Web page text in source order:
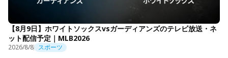
【8月9日】ホワイトソックスvsガーディアンズのテレビ放送・ネ
ット配信予定｜MLB2026
2026/8/8 スポーツ